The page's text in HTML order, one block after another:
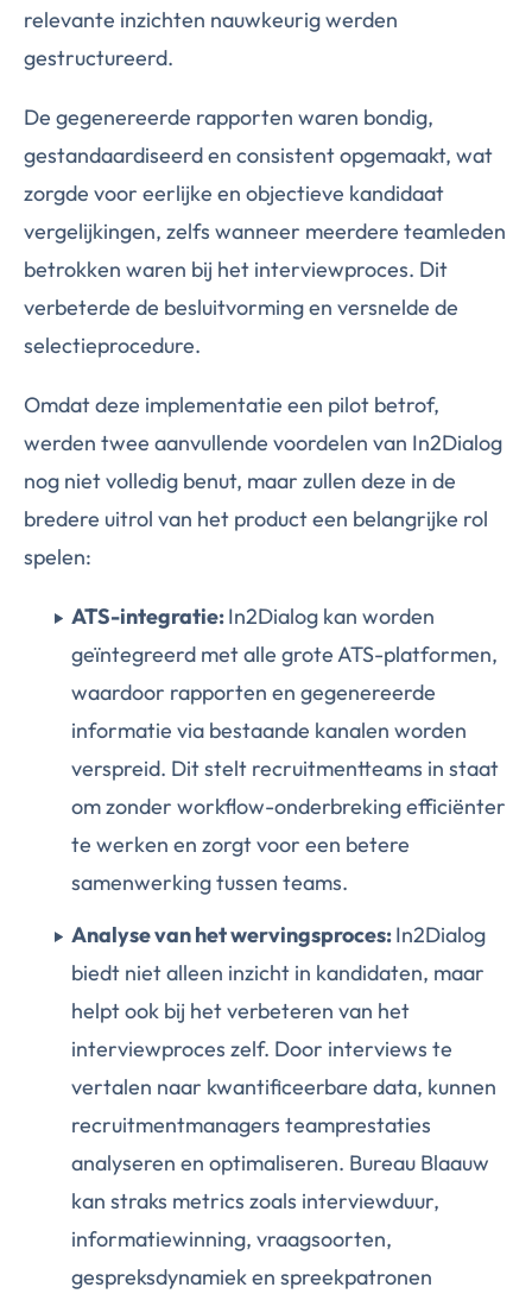
relevante inzichten nauwkeurig werden
gestructureerd.
De gegenereerde rapporten waren bondig,
gestandaardiseerd en consistent opgemaakt, wat
zorgde voor eerlijke en objectieve kandidaat
vergelijkingen, zelfs wanneer meerdere teamleden
betrokken waren bij het interviewproces. Dit
verbeterde de besluitvorming en versnelde de
selectieprocedure.
Omdat deze implementatie een pilot betrof,
werden twee aanvullende voordelen van In2Dialog
nog niet volledig benut, maar zullen deze in de
bredere uitrol van het product een belangrijke rol
spelen:
ATS-integratie:In2Dialog kan worden
geïntegreerd met alle grote ATS-platformen,
waardoor rapporten en gegenereerde
informatie via bestaande kanalen worden
verspreid. Dit stelt recruitmentteams in staat
om zonder workflow-onderbreking efficiënter
te werken en zorgt voor een betere
samenwerking tussen teams.
Analyse van het wervingsproces:In2Dialog
biedt niet alleen inzicht in kandidaten, maar
helpt ook bij het verbeteren van het
interviewproces zelf. Door interviews te
vertalen naar kwantificeerbare data, kunnen
recruitmentmanagers teamprestaties
analyseren en optimaliseren. Bureau Blaauw
kan straks metrics zoals interviewduur,
informatiewinning, vraagsoorten,
gespreksdynamiek en spreekpatronen